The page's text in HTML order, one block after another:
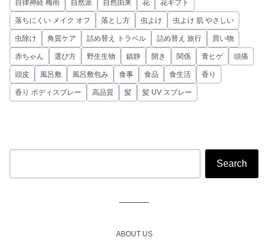
自律神経 梅雨 自然派 自然由来 花 花ギフト
落ちにくい メイク オフ 落とし方 虫よけ 虫よけ 肌 やさしい
虫除け 角質ケア 詰め替え トラベル 詰め替え 旅行 買い物
赤ちゃん 選び方 野生生物 鎮静 開き 関係 青ヒゲ 頭痛
頭皮 風呂敷 風呂敷包み 食事 食品 食生活 香り
香り ボディスプレー 高品質 髪 髪 UV スプレー
ABOUT US